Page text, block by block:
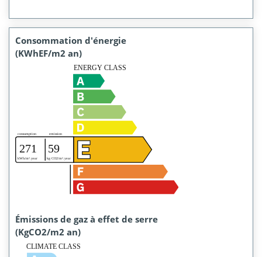
Consommation d'énergie
(KWhEF/m2 an)
Émissions de gaz à effet de serre
(KgCO2/m2 an)